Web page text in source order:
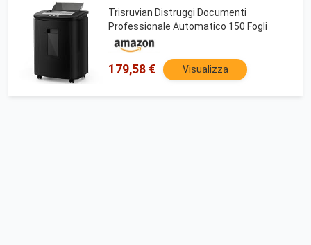
Trisruvian Distruggi Documenti
Professionale Automatico 150 Fogli
179,58 € Visualizza